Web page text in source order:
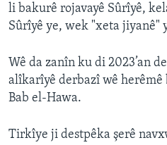
li bakurê rojavayê Sûrîyê,
Sûrîyê ye, wek "xeta jiyanê"
Wê da zanîn ku di 2023’an
alîkarîyê derbazî wê herêmê
Bab el-Hawa.
Tirkîye ji destpêka şerê